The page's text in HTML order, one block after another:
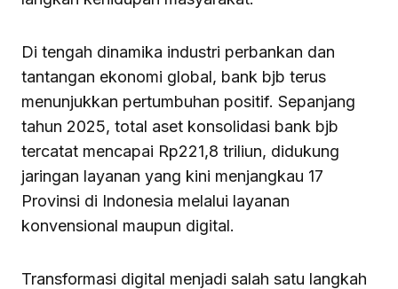
Di tengah dinamika industri perbankan dan
tantangan ekonomi global, bank bjb terus
menunjukkan pertumbuhan positif. Sepanjang
tahun 2025, total aset konsolidasi bank bjb
tercatat mencapai Rp221,8 triliun, didukung
jaringan layanan yang kini menjangkau 17
Provinsi di Indonesia melalui layanan
konvensional maupun digital.
Transformasi digital menjadi salah satu langkah